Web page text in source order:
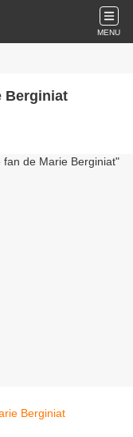
MENU
Berginiat